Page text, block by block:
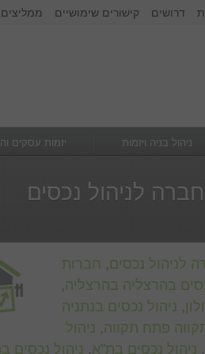
קישורים שימושיים דרושים
ניהול בניה ויזמות
יזמות עסקים
לניהול נכסים
לניהול נכסים, חברות
בהרצליה בהרצליה,
, ניהול נכסים בנתניה
פתח תקווה, ניהול
, ניהול נכסים בת"א, ניהול נכסים